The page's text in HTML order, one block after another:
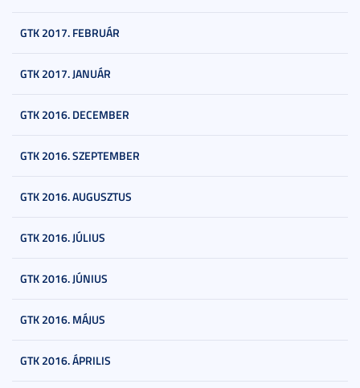
GTK 2017. FEBRUÁR
GTK 2017. JANUÁR
GTK 2016. DECEMBER
GTK 2016. SZEPTEMBER
GTK 2016. AUGUSZTUS
GTK 2016. JÚLIUS
GTK 2016. JÚNIUS
GTK 2016. MÁJUS
GTK 2016. ÁPRILIS